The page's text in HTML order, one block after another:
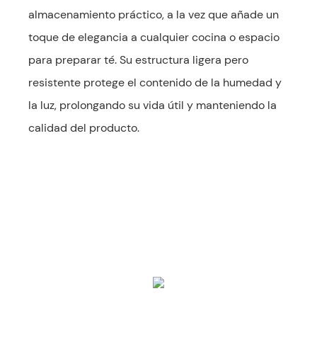
almacenamiento práctico, a la vez que añade un
toque de elegancia a cualquier cocina o espacio
para preparar té. Su estructura ligera pero
resistente protege el contenido de la humedad y
la luz, prolongando su vida útil y manteniendo la
calidad del producto.